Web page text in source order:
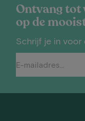
Ontvang tot
op de
Schrijf je in voor